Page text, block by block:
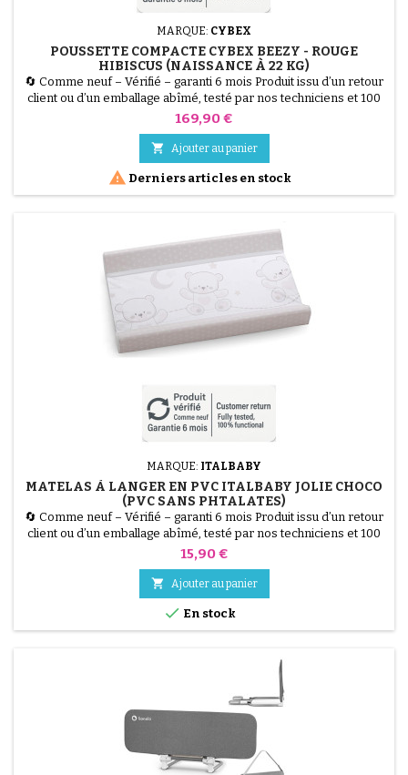
MARQUE: CYBEX
POUSSETTE COMPACTE CYBEX BEEZY - ROUGE
HIBISCUS (NAISSANCE À 22 KG)
🔄 Comme neuf – Vérifié – garanti 6 mois Produit issu d’un retour
client ou d’un emballage abîmé, testé par nos techniciens et 100
% fonctionnel. La Poussette CYBEX Beezy en couleur Rouge
offrir un confort maximal sans faire de compromis sur la
praticité, elle est utilisable dès la naissance...
Prix
169,90 €
 Ajouter au panier
 Derniers articles en stock
MARQUE: ITALBABY
MATELAS À LANGER EN PVC ITALBABY JOLIE CHOCO
(PVC SANS PHTALATES)
🔄 Comme neuf – Vérifié – garanti 6 mois Produit issu d’un retour
client ou d’un emballage abîmé, testé par nos techniciens et 100
% fonctionnel. Assurez confort et sécurité à votre bébé pendant
souple sans phtalates, il est hygiénique et facilement lavable. Ses
deux bords rehaussés offrent...
Prix
15,90 €
 Ajouter au panier
 En stock